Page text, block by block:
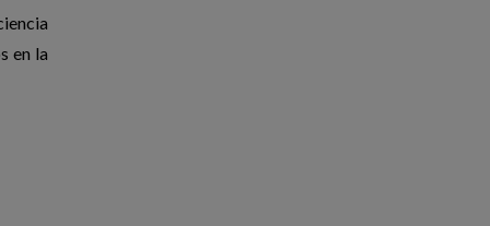
en la